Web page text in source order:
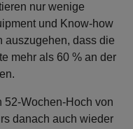
nur wenige
und Know-how
auszugehen, dass die
mehr als 60 % an der
52-Wochen-Hoch von
danach auch wieder